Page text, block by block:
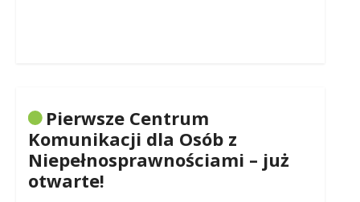
Pierwsze Centrum
Komunikacji dla Osób z
Niepełnosprawnościami – już
otwarte!